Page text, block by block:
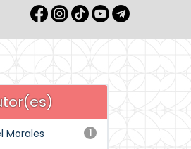
1
Morales